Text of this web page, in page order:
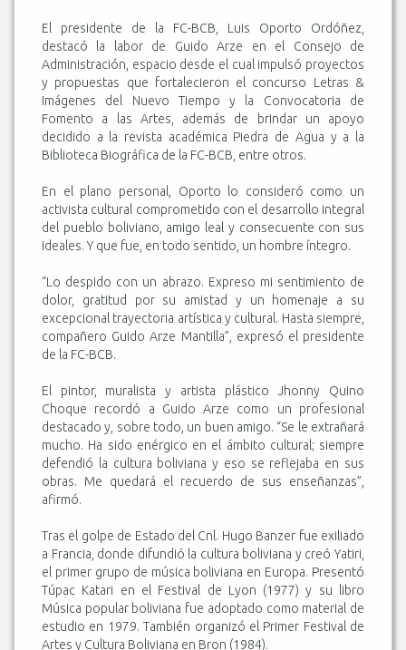
El presidente de la FC-BCB, Luis Oporto Ordóñez,
destacó la labor de Guido Arze en el Consejo de
Administración, espacio desde el cual impulsó proyectos
y propuestas que fortalecieron el concurso Letras &
Imágenes del Nuevo Tiempo y la Convocatoria de
Fomento a las Artes, además de brindar un apoyo
decidido a la revista académica Piedra de Agua y a la
Biblioteca Biográfica de la FC-BCB, entre otros.
En el plano personal, Oporto lo consideró como un
activista cultural comprometido con el desarrollo integral
del pueblo boliviano, amigo leal y consecuente con sus
ideales. Y que fue, en todo sentido, un hombre íntegro.
“Lo despido con un abrazo. Expreso mi sentimiento de
dolor, gratitud por su amistad y un homenaje a su
excepcional trayectoria artística y cultural. Hasta siempre,
compañero Guido Arze Mantilla”, expresó el presidente
de la FC-BCB.
El pintor, muralista y artista plástico Jhonny Quino
Choque recordó a Guido Arze como un profesional
destacado y, sobre todo, un buen amigo. “Se le extrañará
mucho. Ha sido enérgico en el ámbito cultural; siempre
defendió la cultura boliviana y eso se reflejaba en sus
obras. Me quedará el recuerdo de sus enseñanzas”,
afirmó.
Tras el golpe de Estado del Cnl. Hugo Banzer fue exiliado
a Francia, donde difundió la cultura boliviana y creó Yatiri,
el primer grupo de música boliviana en Europa. Presentó
Túpac Katari en el Festival de Lyon (1977) y su libro
Música popular boliviana fue adoptado como material de
estudio en 1979. También organizó el Primer Festival de
Artes y Cultura Boliviana en Bron (1984).